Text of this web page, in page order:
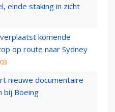
einde staking in zicht
komende
op route naar Sydney
nieuwe documentaire
bij Boeing